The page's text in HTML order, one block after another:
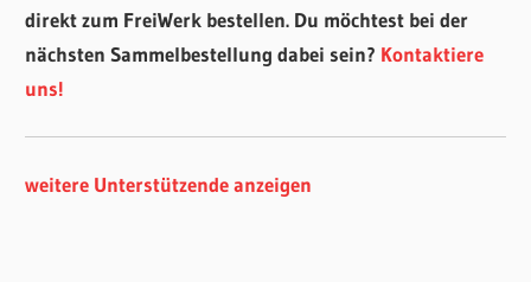
direkt zum FreiWerk bestellen. Du möchtest bei der
nächsten Sammelbestellung dabei sein? Kontaktiere
uns!
weitere Unterstützende anzeigen